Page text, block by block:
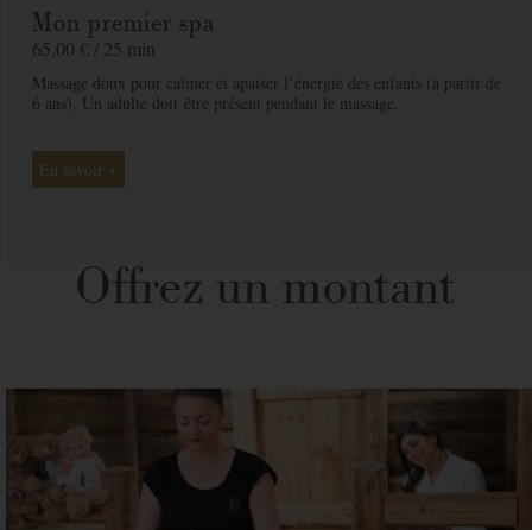
Mon premier spa
65,00 € / 25 min
Massage doux pour calmer et apaiser lʼénergie des enfants (à partir de
6 ans). Un adulte doit être présent pendant le massage.
En savoir +
Offrez un montant